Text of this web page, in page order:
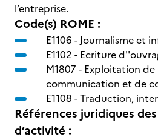
l’entreprise.
Code(s) ROME :
E1106 - Journalisme et
E1102 - Ecriture
M1807 - Exploitation de
communication et de
E1108 -Traduction,
Références juridiques
d’activité :